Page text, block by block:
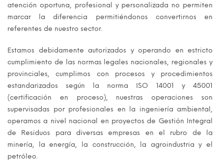
atención oportuna, profesional y personalizada no permiten
marcar la diferencia permitiéndonos convertirnos en
referentes de nuestro sector.
Estamos debidamente autorizados y operando en estricto
cumplimiento de las normas legales nacionales, regionales y
provinciales, cumplimos con procesos y procedimientos
estandarizados según la norma ISO 14001 y 45001
(certificación en proceso), nuestras operaciones son
supervisadas por profesionales en la ingeniería ambiental,
operamos a nivel nacional en proyectos de Gestión Integral
de Residuos para diversas empresas en el rubro de la
minería, la energía, la construcción, la agroindustria y el
petróleo.